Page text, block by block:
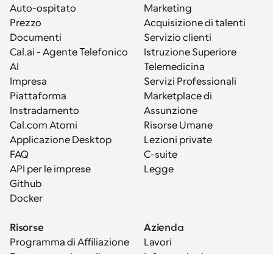
Auto-ospitato
Prezzo
Documenti
Cal.ai - Agente Telefonico
AI
Impresa
Piattaforma
Instradamento
Cal.com Atomi
Applicazione Desktop
FAQ
API per le imprese
Github
Docker
Marketing
Acquisizione di talenti
Servizio clienti
Istruzione Superiore
Telemedicina
Servizi Professionali
Marketplace di
Assunzione
Risorse Umane
Lezioni private
C-suite
Legge
Risorse
Programma di Affiliazione
Azienda
Lavori